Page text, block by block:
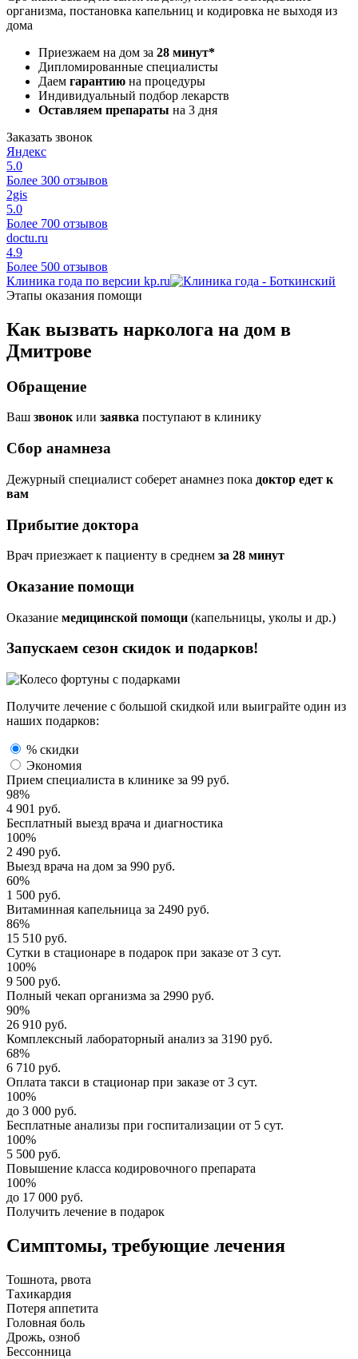
организма, постановка капельниц и кодировка не выходя из
дома
Приезжаем на дом за 28 минут*
Дипломированные специалисты
Даем гарантию на процедуры
Индивидуальный подбор лекарств
Оставляем препараты на 3 дня
Заказать звонок
Яндекс
5.0
Более 300 отзывов
2gis
5.0
Более 700 отзывов
doctu.ru
4.9
Более 500 отзывов
Клиника года по версии kp.ru
Этапы оказания помощи
Как вызвать нарколога на дом в
Дмитрове
Обращение
Ваш звонокили заявка поступают в клинику
Сбор анамнеза
Дежурный специалист соберет анамнез пока доктор едет к
вам
Прибытие доктора
Врач приезжает к пациенту в среднем за 28 минут
Оказание помощи
Оказание медицинской помощи (капельницы, уколы и др.)
Запускаем сезон скидок и подарков!
Получите лечение с большой скидкой или выиграйте один из
наших подарков:
% скидки
Экономия
Прием специалиста в клинике за 99 руб.
98%
4 901 руб.
Бесплатный выезд врача и диагностика
100%
2 490 руб.
Выезд врача на дом за 990 руб.
60%
1 500 руб.
Витаминная капельница за 2490 руб.
86%
15 510 руб.
Сутки в стационаре в подарок при заказе от 3 сут.
100%
9 500 руб.
Полный чекап организма за 2990 руб.
90%
26 910 руб.
Комплексный лабораторный анализ за 3190 руб.
68%
6 710 руб.
Оплата такси в стационар при заказе от 3 сут.
100%
до 3 000 руб.
Бесплатные анализы при госпитализации от 5 сут.
100%
5 500 руб.
Повышение класса кодировочного препарата
100%
до 17 000 руб.
Получить лечение в подарок
Симптомы, требующие лечения
Тошнота, рвота
Тахикардия
Потеря аппетита
Головная боль
Дрожь, озноб
Бессонница